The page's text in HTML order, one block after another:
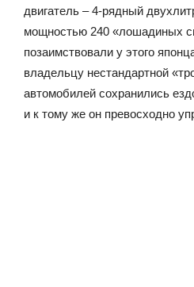
двигатель – 4-рядный
мощностью 240 «лошадиных
позаимствовали у этого
владельцу нестандартной
автомобилей сохранились
и к тому же он превосходно